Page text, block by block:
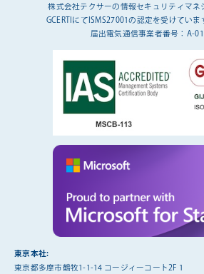
株式会社テクサーの情報セキュリティマネ
GCERTIにてISMS27001の認定を受けていま
届出電気通信事業者番号：A-
東京本社:
東京都多摩市鶴牧1-1-14 コージィーコート2F 1